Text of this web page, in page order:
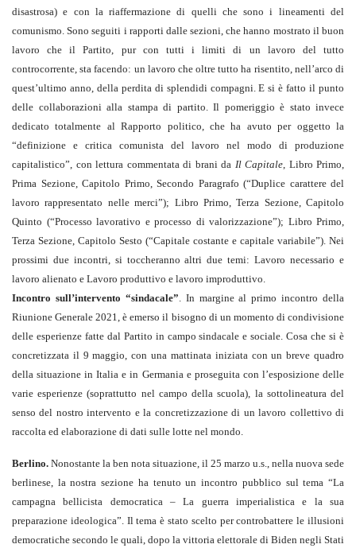
disastrosa) e con la riaffermazione di quelli che sono i lineamenti del
comunismo. Sono seguiti i rapporti dalle sezioni, che hanno mostrato il buon
lavoro che il Partito, pur con tutti i limiti di un lavoro del tutto
controcorrente, sta facendo: un lavoro che oltre tutto ha risentito, nell’arco di
quest’ultimo anno, della perdita di splendidi compagni. E si è fatto il punto
delle collaborazioni alla stampa di partito. Il pomeriggio è stato invece
dedicato totalmente al Rapporto politico, che ha avuto per oggetto la
“definizione e critica comunista del lavoro nel modo di produzione
capitalistico”, con lettura commentata di brani da Il Capitale, Libro Primo,
Prima Sezione, Capitolo Primo, Secondo Paragrafo (“Duplice carattere del
lavoro rappresentato nelle merci”); Libro Primo, Terza Sezione, Capitolo
Quinto (“Processo lavorativo e processo di valorizzazione”); Libro Primo,
Terza Sezione, Capitolo Sesto (“Capitale costante e capitale variabile”). Nei
prossimi due incontri, si toccheranno altri due temi: Lavoro necessario e
lavoro alienato e Lavoro produttivo e lavoro improduttivo.
Incontro sull’intervento “sindacale”. In margine al primo incontro della
Riunione Generale 2021, è emerso il bisogno di un momento di condivisione
delle esperienze fatte dal Partito in campo sindacale e sociale. Cosa che si è
concretizzata il 9 maggio, con una mattinata iniziata con un breve quadro
della situazione in Italia e in Germania e proseguita con l’esposizione delle
varie esperienze (soprattutto nel campo della scuola), la sottolineatura del
senso del nostro intervento e la concretizzazione di un lavoro collettivo di
raccolta ed elaborazione di dati sulle lotte nel mondo.
Berlino. Nonostante la ben nota situazione, il 25 marzo u.s., nella nuova sede
berlinese, la nostra sezione ha tenuto un incontro pubblico sul tema “La
campagna bellicista democratica – La guerra imperialistica e la sua
preparazione ideologica”. Il tema è stato scelto per controbattere le illusioni
democratiche secondo le quali, dopo la vittoria elettorale di Biden negli Stati